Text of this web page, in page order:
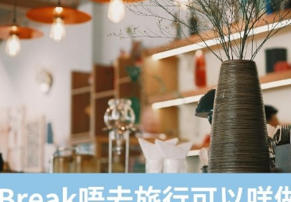
款
貸款計數
Guide
學生貸款
101